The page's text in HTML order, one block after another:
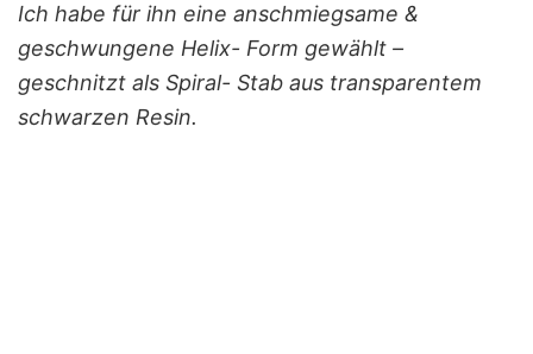
Ich habe für ihn eine anschmiegsame &
geschwungene Helix- Form gewählt –
geschnitzt als Spiral- Stab aus transparentem
schwarzen Resin.